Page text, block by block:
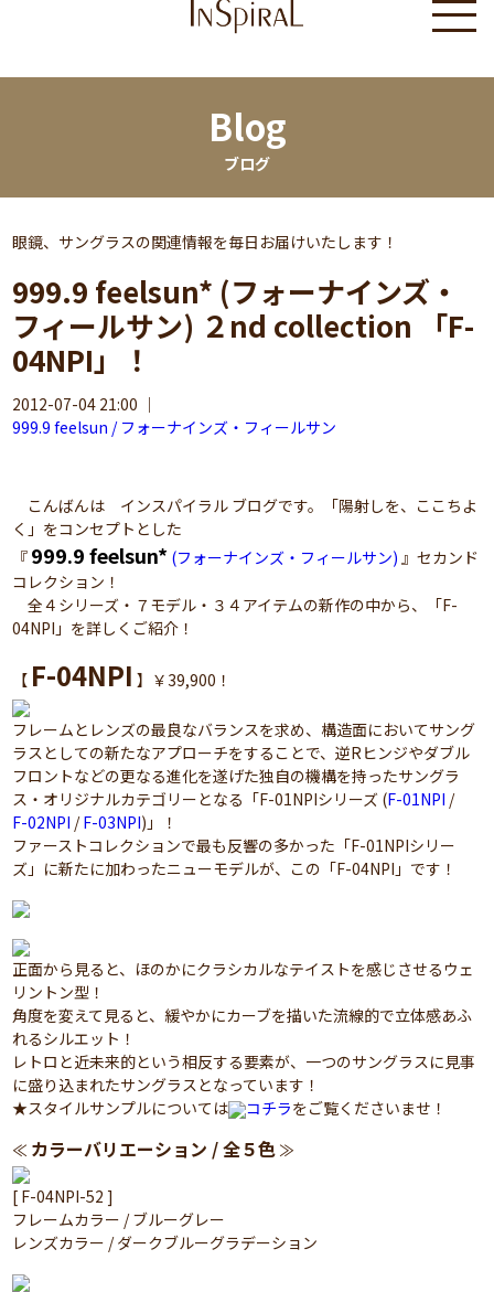
Blog
ブログ
眼鏡、サングラスの関連情報を毎日お届けいたします！
999.9 feelsun* (フォーナインズ・
フィールサン) ２nd collection 「F-
04NPI」！
2012-07-04 21:00 ｜
999.9 feelsun / フォーナインズ・フィールサン
こんばんは インスパイラル ブログです。「陽射しを、ここちよ
く」をコンセプトとした
『 999.9 feelsun* (フォーナインズ・フィールサン) 』セカンド
コレクション！
全４シリーズ・７モデル・３４アイテムの新作の中から、「F-
04NPI」を詳しくご紹介！
【 F-04NPI 】￥39,900！
フレームとレンズの最良なバランスを求め、構造面においてサング
ラスとしての新たなアプローチをすることで、逆Rヒンジやダブル
フロントなどの更なる進化を遂げた独自の機構を持ったサングラ
ス・オリジナルカテゴリーとなる「F-01NPIシリーズ (F-01NPI /
F-02NPI /F-03NPI)」！
ファーストコレクションで最も反響の多かった「F-01NPIシリー
ズ」に新たに加わったニューモデルが、この「F-04NPI」です！
正面から見ると、ほのかにクラシカルなテイストを感じさせるウェ
リントン型！
角度を変えて見ると、緩やかにカーブを描いた流線的で立体感あふ
れるシルエット！
レトロと近未来的という相反する要素が、一つのサングラスに見事
に盛り込まれたサングラスとなっています！
★スタイルサンプルについては
コチラをご覧くださいませ！
≪ カラーバリエーション / 全５色 ≫
[ F-04NPI-52 ]
フレームカラー / ブルーグレー
レンズカラー / ダークブルーグラデーション